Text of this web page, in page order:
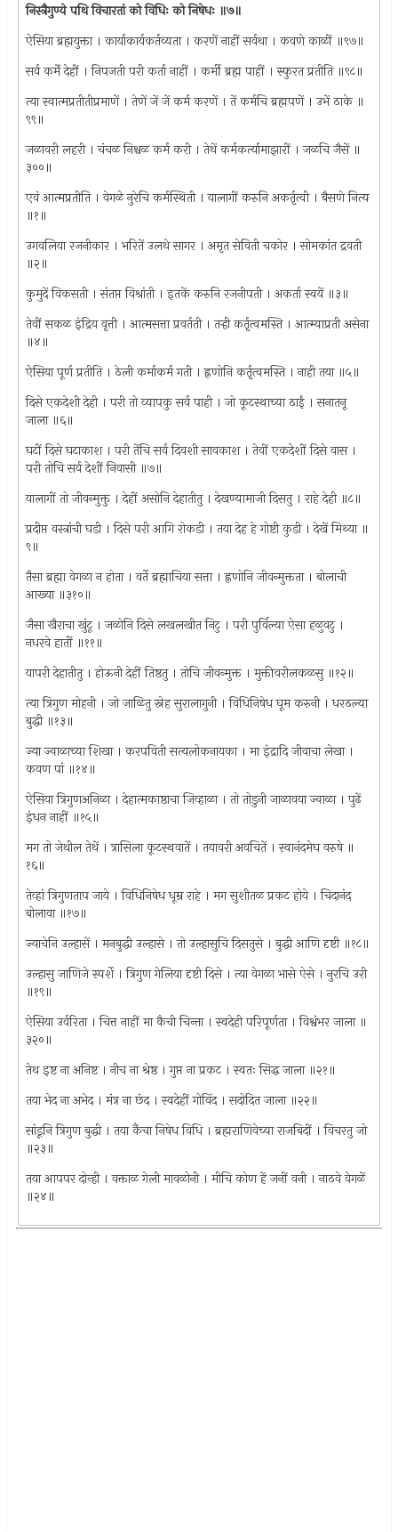
निस्त्रैगुण्ये पथि विचारतां को विधिः को निषेधः ॥७॥
ऐसिया ब्रह्मयुक्ता । कार्याकार्यकर्तव्यता । करणें नाहीं सर्वथा । कवणे काळीं ॥९७॥
सर्व कर्में देहीं । निपजती परी कर्ता नाहीं । कर्मी ब्रह्म पाहीं । स्फुरत प्रतीति ॥९८॥
त्या स्वात्मप्रतीतीप्रमाणें । तेणें जें जें कर्म करणें । तें कर्मचि ब्रह्मपणें । उभें ठाके ॥
९९॥
जळावरी लहरी । चंचळ निश्चळ कर्म करी । तेथें कर्मकर्त्यामाझारीं । जळचि जैसें ॥
३००॥
एवं आत्मप्रतीति । वेगळे नुरेचि कर्मस्थिती । यालागीं करुनि अकर्तृत्वी । बैसणे नित्य
॥१॥
उगवलिया रजनीकार । भरितें उलथे सागर । अमृत सेविती चकोर । सोमकांत द्रवती
॥२॥
कुमुदें विकसती । संतप्त विश्रांती । इतकें करुनि रजनीपती । अकर्ता स्वयें ॥३॥
तेवीं सकळ इंद्रिय वृत्ती । आत्मसत्ता प्रवर्तती । तर्‍ही कर्तृत्वमस्ति । आत्म्याप्रती असेना
॥४॥
ऐसिया पूर्ण प्रतीति । ठेली कर्माकर्म गती । ह्नणोनि कर्तृत्वमस्ति । नाही तया ॥५॥
दिसे एकदेशी देही । परी तो व्यापकु सर्व पाही । जो कूटस्थाच्या ठाईं । सनातनू
जाला ॥६॥
घटीं दिसे घटाकाश । परी तेंचि सर्व दिवशी सावकाश । तेवीं एकदेशीं दिसे वास ।
परी तोचि सर्व देशीं निवासी ॥७॥
यालागीं तो जीवन्मुक्तु । देहीं असोनि देहातीतु । देखण्यामाजी दिसतु । राहे देही ॥८॥
प्रदीप्त वस्त्रांची घडी । दिसे परी आगि रोकडी । तया देह हे गोष्टी कुडी । देखें मिथ्या ॥
९॥
तैसा ब्रह्मा वेगळा न होता । वर्ते ब्रह्माचिया सत्ता । ह्नणोनि जीवन्मुक्तता । बोलाची
आख्या ॥३१०॥
जैसा खैराचा खुंटू । जळोनि दिसे लखलखीत निटु । परी पुर्विल्या ऐसा हळुवटु ।
नधरवे हातीं ॥११॥
यापरी देहातीतु । होऊनी देहीं तिष्ठतु । तोचि जीवन्मुक्त । मुक्तीवरीलकळसु ॥१२॥
त्या त्रिगुण मोहनी । जो जाळितु स्नेह सुरालागुनी । विधिनिषेध घूम करुनी । धरठल्या
बुद्धी ॥१३॥
ज्या ज्वाळाच्या शिखा । करपविती सत्यलोकनायका । मा इंद्रादि जीवाचा लेखा ।
कवण पां ॥१४॥
ऐसिया त्रिगुणअनिळा । देहात्मकाष्ठाचा जिव्हाळा । तो तोडुनी जाळावया ज्वाळा । पुढें
इंधन नाहीं ॥१५॥
मग तो जेथील तेथें । त्रासिला कूटस्थवातें । तयावरी अवचितें । स्वानंदमेघ वरुषे ॥
१६॥
तेव्हां त्रिगुणताप जाये । विधिनिषेध धूम्र राहे । मग सुशीतळ प्रकट होये । चिदानंद
बोलावा ॥१७॥
ज्याचेनि उल्हासें । मनबुद्धी उल्हासे । तो उल्हासुचि दिसतुसे । बुद्धी आणि दृष्टी ॥१८॥
उल्हासु जाणिजे स्पर्शे । त्रिगुण गेलिया दृष्टी दिसे । त्या वेगळा भासे ऐसे । नुरचि उरी
॥१९॥
ऐसिया उर्वरिता । चित्त नाहीं मा कैची चिन्ता । स्वदेही परिपूर्णता । विश्वंभर जाला ॥
३२०॥
तेथ इष्ट ना अनिष्ट । नीच ना श्रेष्ठ । गुप्त ना प्रकट । स्वतः सिद्ध जाला ॥२१॥
तया भेद ना अभेद । मंत्र ना छंद । स्वदेहीं गोविंद । सदोदित जाला ॥२२॥
सांडूनि त्रिगुण बुद्धी । तया कैंचा निषेध विधि । ब्रह्मराणिवेच्या राजबिदीं । विचरतु जो
॥२३॥
तया आपपर दोन्ही । वक्ताळ गेली मावळोनी । मीचि कोण हें जनीं वनी । नाठवे वेगळें
॥२४॥